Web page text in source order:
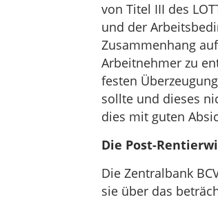
von Titel III des
und der
Zusammenhang
Arbeitnehmer zu
festen
sollte und dieses
dies mit guten
Die Post-
Die Zentralbank
sie über das